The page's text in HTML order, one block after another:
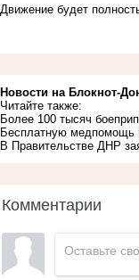
Движение будет
Новости на Блoкнoт-
Читайте также:
Более 100 тысяч
Бесплатную медпомощь
В Правительстве ДНР
Комментарии